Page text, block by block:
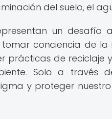
del suelo, el
un
conciencia de
prácticas de reciclaje
Solo a través
y proteger